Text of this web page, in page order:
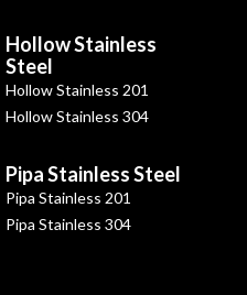
Hollow Stainless
Steel
Hollow Stainless 201
Hollow Stainless 304
Pipa Stainless Steel
Pipa Stainless 201
Pipa Stainless 304